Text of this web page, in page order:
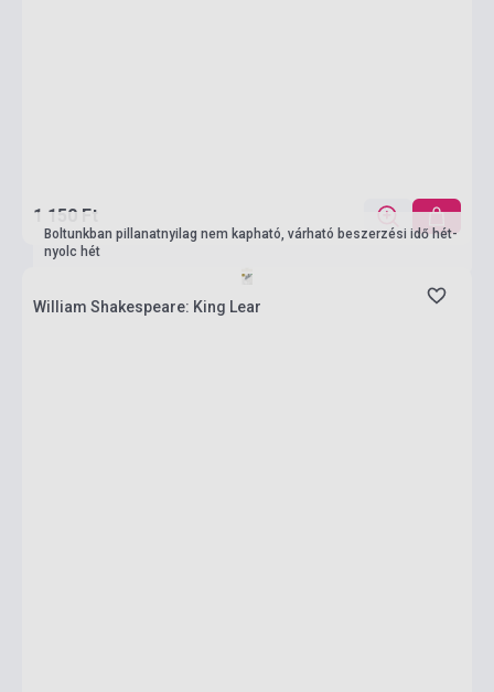
1 150 Ft
Boltunkban pillanatnyilag nem kapható, várható beszerzési idő hét-
nyolc hét
William Shakespeare: King Lear